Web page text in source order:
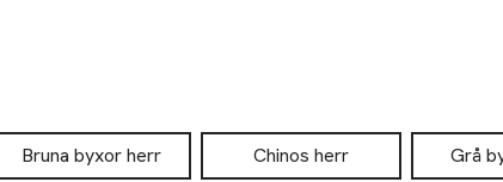
Bruna byxor herr Chinos herr Grå